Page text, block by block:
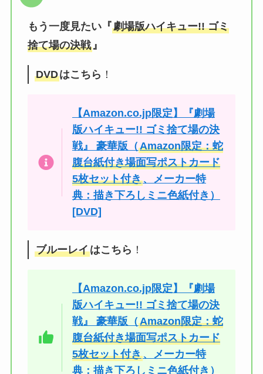
もう一度見たい『劇場版ハイキュー!! ゴミ
捨て場の決戦』
DVDはこちら ！
【Amazon.co.jp限定】『劇場
版ハイキュー!! ゴミ捨て場の決
戦』 豪華版（Amazon限定：蛇
腹台紙付き場面写ポストカード
5枚セット付き、メーカー特
典：描き下ろしミニ色紙付き）
[DVD]
ブルーレイはこちら ！
【Amazon.co.jp限定】『劇場
版ハイキュー!! ゴミ捨て場の決
戦』 豪華版（Amazon限定：蛇
腹台紙付き場面写ポストカード
5枚セット付き、メーカー特
典：描き下ろしミニ色紙付き）